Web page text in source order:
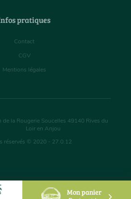
Mon panier
pratiques
Contact
CGV
Mentions légales
de la Rougerie Soucelles 49140 Rives du
Loir en Anjou
réservés © 2020 - 27.0.12